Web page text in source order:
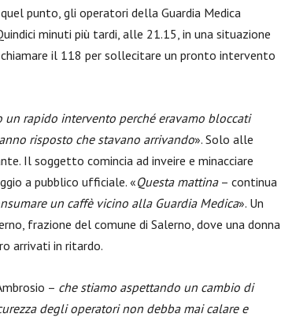
quel punto, gli operatori della Guardia Medica
minuti più tardi, alle 21.15, in una situazione
chiamare il 118 per sollecitare un pronto intervento
un rapido intervento perché eravamo bloccati
risposto che stavano arrivando». Solo alle
Il soggetto comincia ad inveire e minacciare
a pubblico ufficiale. «Questa mattina– continua
un caffè vicino alla Guardia Medica». Un
frazione del comune di Salerno, dove una donna
arrivati in ritardo.
– che stiamo aspettando un cambio di
degli operatori non debba mai calare e